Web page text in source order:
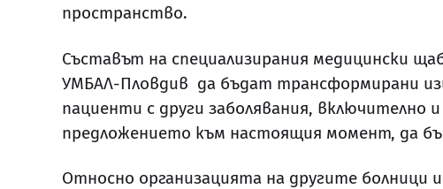
пространство.
Съставът на специализирания медицински
УМБАЛ-Пловдив да бъдат трансформирани
пациенти с други заболявания,
предложението към настоящия момент, да
Относно организацията на другите болници